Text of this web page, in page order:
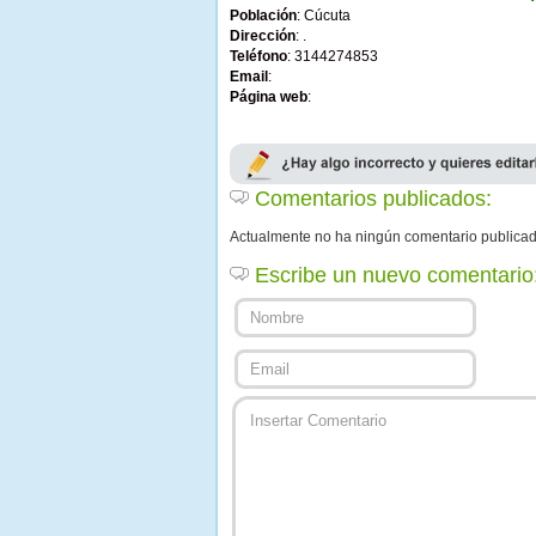
Población: Cúcuta
Dirección: .
Teléfono: 3144274853
Email :
Página web:
Comentarios publicados:
Actualmente no ha ningún comentario
Escribe un nuevo